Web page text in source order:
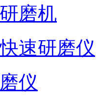
磨机
速研磨仪
仪